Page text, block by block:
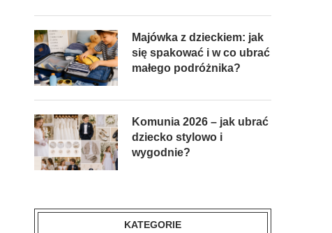
Majówka z dzieckiem: jak
się spakować i w co ubrać
małego podróżnika?
Komunia 2026 – jak ubrać
dziecko stylowo i
wygodnie?
KATEGORIE